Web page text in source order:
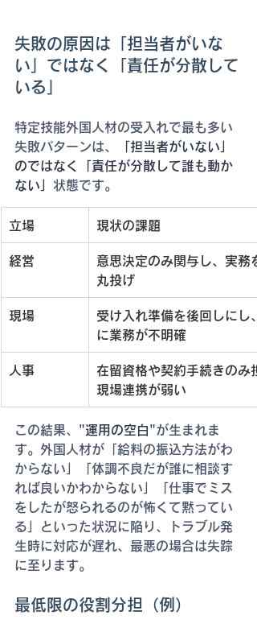
失敗の原因は「担当者がいな
い」ではなく「責任が分散して
いる」
特定技能外国人材の受入れで最も多い
失敗パターンは、
「担当者がいない」
のではなく「責任が分散して誰も動か
ない」 状態です。
立場 現状の課題
経営
意思決定のみ関与し、実務
丸投げ
現場
受け入れ準備を後回しにし
に業務が不明確
人事
在留資格や契約手続きのみ
現場連携が弱い
この結果、 "運用の空白"が生まれま
す。外国人材が「給料の振込方法がわ
からない」「体調不良だが誰に相談す
れば良いかわからない」「仕事でミス
をしたが怒られるのが怖くて黙ってい
る」といった状況に陥り、トラブル発
生時に対応が遅れ、最悪の場合は失踪
に至ります。
最低限の役割分担（例）